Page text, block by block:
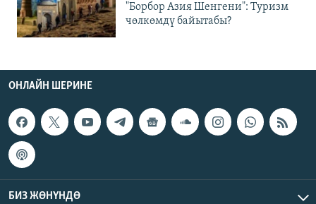
"Борбор Азия Шенгени": Туризм
чөлкөмдү байытабы?
ОНЛАЙН ШЕРИНЕ
БИЗ ЖӨНҮНДӨ